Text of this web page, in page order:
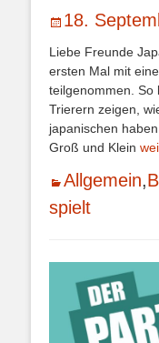
Veröffentlicht
am
18.
Liebe Freunde
ersten Mal mit
teilgenommen. So
Trierern zeigen,
japanischen
Groß und Klein
Kategorien
Allgemein,
spielt